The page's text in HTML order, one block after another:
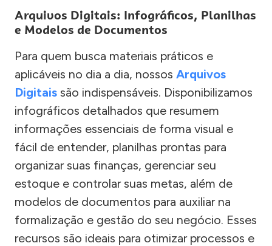
Arquivos Digitais: Infográficos, Planilhas
e Modelos de Documentos
Para quem busca materiais práticos e
aplicáveis no dia a dia, nossos Arquivos
Digitais são indispensáveis. Disponibilizamos
infográficos detalhados que resumem
informações essenciais de forma visual e
fácil de entender, planilhas prontas para
organizar suas finanças, gerenciar seu
estoque e controlar suas metas, além de
modelos de documentos para auxiliar na
formalização e gestão do seu negócio. Esses
recursos são ideais para otimizar processos e